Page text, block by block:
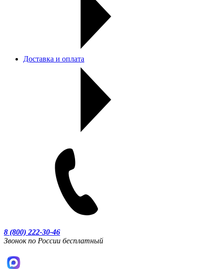
Доставка и оплата
8 (800) 222-30-46
Звонок по России бесплатный